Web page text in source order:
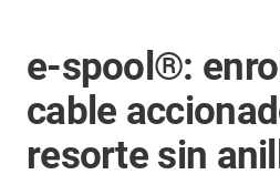
e-spool®:
cable
resorte sin